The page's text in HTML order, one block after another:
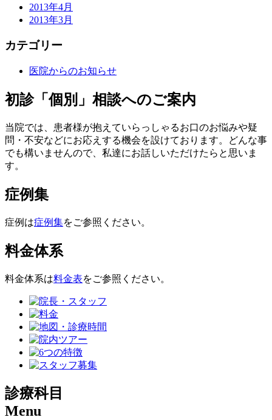
2013年4月
2013年3月
カテゴリー
医院からのお知らせ
初診「個別」相談へのご案内
当院では、患者様が抱えていらっしゃるお口のお悩みや疑
問・不安などにお応えする機会を設けております。どんな事
でも構いませんので、私達にお話しいただけたらと思いま
す。
症例集
症例は症例集をご参照ください。
料金体系
料金体系は料金表をご参照ください。
診療科目
Menu